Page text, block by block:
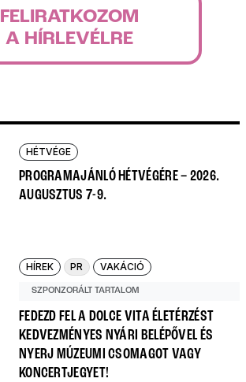
FELIRATKOZOM
A HÍRLEVÉLRE
HÉTVÉGE
PROGRAMAJÁNLÓ HÉTVÉGÉRE – 2026.
AUGUSZTUS 7-9.
HÍREK PR VAKÁCIÓ
SZPONZORÁLT TARTALOM
FEDEZD FEL A DOLCE VITA ÉLETÉRZÉST
KEDVEZMÉNYES NYÁRI BELÉPŐVEL ÉS
NYERJ MÚZEUMI CSOMAGOT VAGY
KONCERTJEGYET!